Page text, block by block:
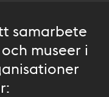
samarbete
museer i